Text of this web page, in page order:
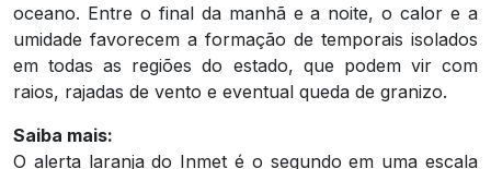
oceano. Entre o final da manhã e a noite, o calor e a
umidade favorecem a formação de temporais isolados
em todas as regiões do estado, que podem vir com
raios, rajadas de vento e eventual queda de granizo.
Saiba mais:
O alerta laranja do Inmet é o segundo em uma escala